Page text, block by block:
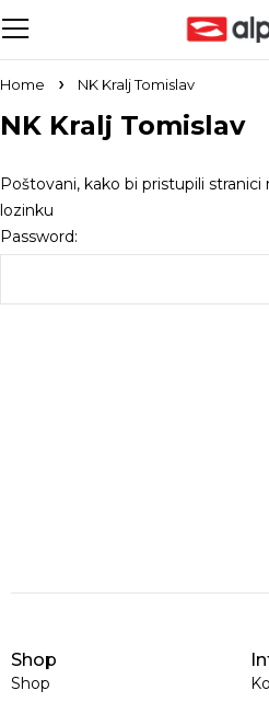
Home NK Kralj Tomislav
NK Kralj Tomislav
Poštovani, kako bi pristupili
lozinku
Password:
Shop
Shop